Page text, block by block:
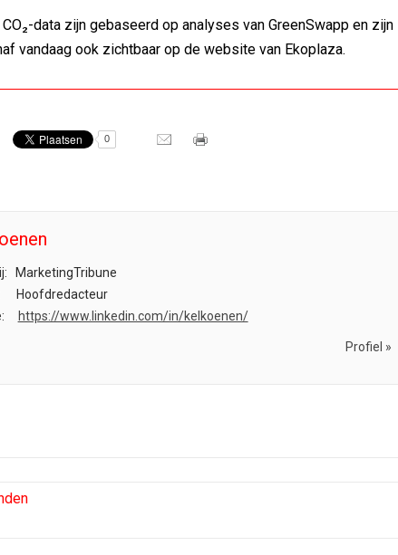
CO₂-data zijn gebaseerd op analyses van GreenSwapp en zijn
vandaag ook zichtbaar op de website van Ekoplaza.
0
MarketingTribune
Hoofdredacteur
https://www.linkedin.com/in/kelkoenen/
Profiel »